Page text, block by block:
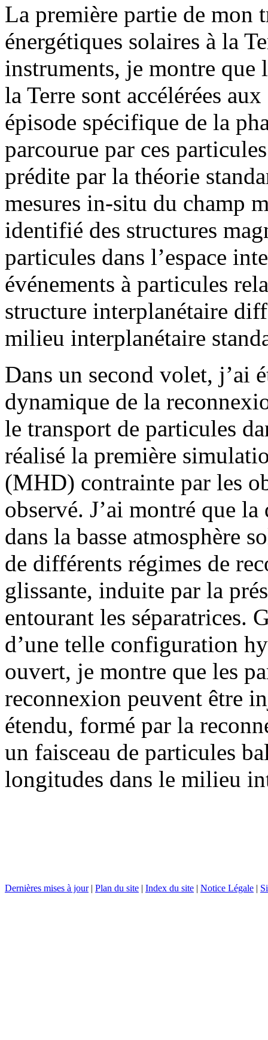
La première partie de mon
énergétiques solaires à la
instruments, je montre que
la Terre sont accélérées
épisode spécifique de la
parcourue par ces
prédite par la théorie
mesures in-situ du champ
identifié des structures
particules dans l’espace
événements à particules
structure interplanétaire
milieu interplanétaire
Dans un second volet, j’ai
dynamique de la
le transport de particules
réalisé la première
(MHD) contrainte par les
observé. J’ai montré que
dans la basse atmosphère
de différents régimes de
glissante, induite par la
entourant les séparatrices.
d’une telle configuration
ouvert, je montre que les
reconnexion peuvent être
étendu, formé par la
un faisceau de particules
longitudes dans le milieu
Dernières mises à jour| Plan du site | Index du site | Notice Légale |